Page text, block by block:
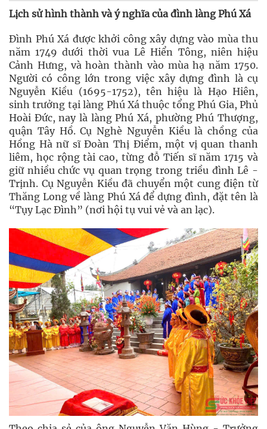
Lịch sử hình thành và ý nghĩa của đình làng Phú Xá
Đình Phú Xá được khởi công xây dựng vào mùa thu
năm 1749 dưới thời vua Lê Hiển Tông, niên hiệu
Cảnh Hưng, và hoàn thành vào mùa hạ năm 1750.
Người có công lớn trong việc xây dựng đình là cụ
Nguyễn Kiều (1695-1752), tên hiệu là Hạo Hiên,
sinh trưởng tại làng Phú Xá thuộc tổng Phú Gia, Phủ
Hoài Đức, nay là làng Phú Xá, phường Phú Thượng,
quận Tây Hồ. Cụ Nghè Nguyễn Kiều là chồng của
Hồng Hà nữ sĩ Đoàn Thị Điểm, một vị quan thanh
liêm, học rộng tài cao, từng đỗ Tiến sĩ năm 1715 và
giữ nhiều chức vụ quan trọng trong triều đình Lê -
Trịnh. Cụ Nguyễn Kiều đã chuyển một cung điện từ
Thăng Long về làng Phú Xá để dựng đình, đặt tên là
“Tụy Lạc Đình” (nơi hội tụ vui vẻ và an lạc).